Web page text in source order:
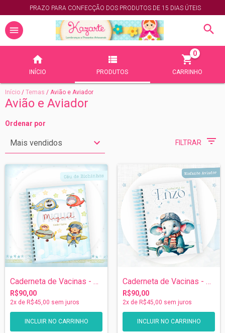
PRAZO PARA CONFECÇÃO DOS PRODUTOS DE 15 DIAS ÚTEIS
INÍCIO PRODUTOS CARRINHO
0
Início / Temas / Avião e Aviador
Avião e Aviador
Ordenar por
FILTRAR
Caderneta de Vacinas - Bichinhos
R$90,00
2x de R$45,00 sem juros
Caderneta de Vacinas - Elefantinho Aviad...
R$90,00
2x de R$45,00 sem juros